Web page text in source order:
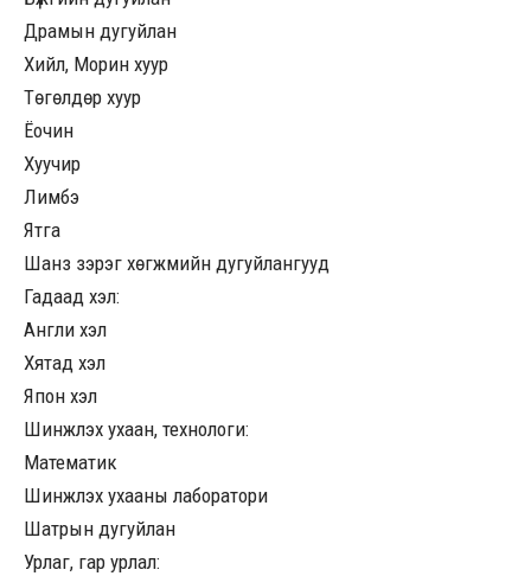
Драмын дугуйлан
Хийл, Морин хуур
Төгөлдөр хуур
Ёочин
Хуучир
Лимбэ
Ятга
Шанз зэрэг хөгжмийн дугуйлангууд
Гадаад хэл:
Англи хэл
Хятад хэл
Япон хэл
Шинжлэх ухаан, технологи:
Математик
Шинжлэх ухааны лаборатори
Шатрын дугуйлан
Урлаг, гар урлал: